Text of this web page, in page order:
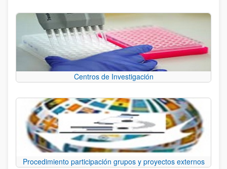
Centros de Investigación
Procedimiento participación grupos y proyectos externos